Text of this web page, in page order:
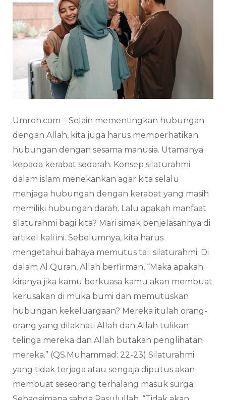
Umroh.com – Selain mementingkan hubungan
dengan Allah, kita juga harus memperhatikan
hubungan dengan sesama manusia. Utamanya
kepada kerabat sedarah. Konsep silaturahmi
dalam islam menekankan agar kita selalu
menjaga hubungan dengan kerabat yang masih
memiliki hubungan darah. Lalu apakah manfaat
silaturahmi bagi kita? Mari simak penjelasannya di
artikel kali ini. Sebelumnya, kita harus
mengetahui bahaya memutus tali silaturahmi. Di
dalam Al Quran, Allah berfirman, “Maka apakah
kiranya jika kamu berkuasa kamu akan membuat
kerusakan di muka bumi dan memutuskan
hubungan kekeluargaan? Mereka itulah orang-
orang yang dilaknati Allah dan Allah tulikan
telinga mereka dan Allah butakan penglihatan
mereka.” (QS.Muhammad: 22-23) Silaturahmi
yang tidak terjaga atau sengaja diputus akan
membuat seseorang terhalang masuk surga.